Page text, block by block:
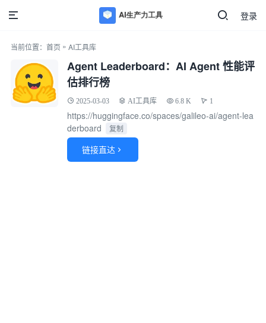
登录
当前位置： 首页 » AI工具库
Agent Leaderboard：AI Agent 性能评
估排行榜
2025-03-03 AI工具库 6.8 K 1
https://huggingface.co/spaces/galileo-ai/agent-lea
derboard
复制
链接直达 